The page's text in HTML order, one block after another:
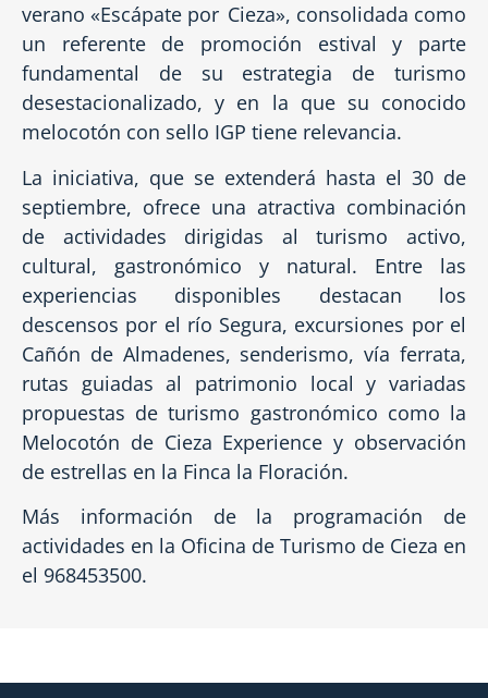
verano «Escápate por Cieza», consolidada como
un referente de promoción estival y parte
fundamental de su estrategia de turismo
desestacionalizado, y en la que su conocido
melocotón con sello IGP tiene relevancia.
La iniciativa, que se extenderá hasta el 30 de
septiembre, ofrece una atractiva combinación
de actividades dirigidas al turismo activo,
cultural, gastronómico y natural. Entre las
experiencias disponibles destacan los
descensos por el río Segura, excursiones por el
Cañón de Almadenes, senderismo, vía ferrata,
rutas guiadas al patrimonio local y variadas
propuestas de turismo gastronómico como la
Melocotón de Cieza Experience y observación
de estrellas en la Finca la Floración.
Más información de la programación de
actividades en la Oficina de Turismo de Cieza en
el 968453500.